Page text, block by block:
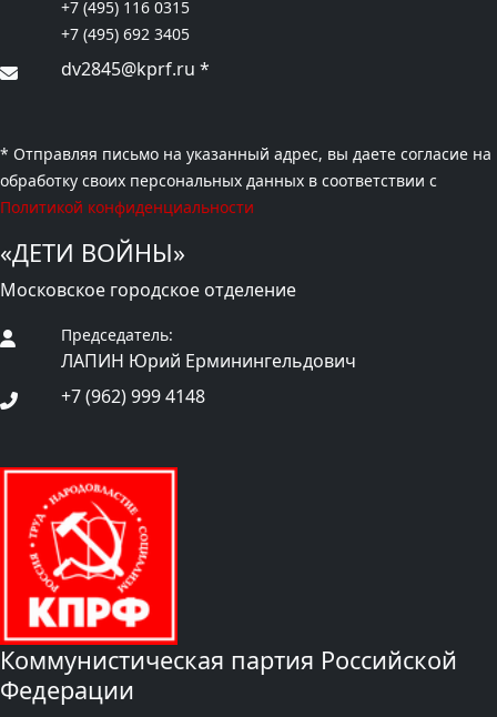
+7 (495) 116 0315
+7 (495) 692 3405
dv2845@kprf.ru *
* Отправляя письмо на указанный адрес, вы даете согласие на
обработку своих персональных данных в соответствии с
Политикой конфиденциальности
«ДЕТИ ВОЙНЫ»
Московское городское отделение
Председатель:
ЛАПИН Юрий Ерминингельдович
+7 (962) 999 4148
Коммунистическая партия Российской
Федерации